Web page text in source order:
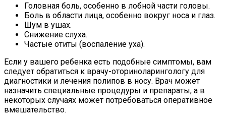
Головная боль, особенно в лобной части головы.
Боль в области лица, особенно вокруг носа и глаз.
Шум в ушах.
Снижение слуха.
Частые отиты (воспаление уха).
Если у вашего ребенка есть подобные симптомы, вам
следует обратиться к врачу-оториноларингологу для
диагностики и лечения полипов в носу. Врач может
назначить специальные процедуры и препараты, а в
некоторых случаях может потребоваться оперативное
вмешательство.